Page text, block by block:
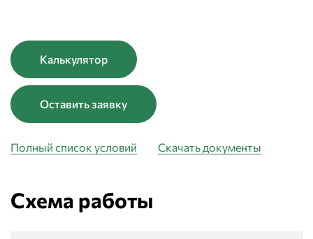
Калькулятор
Оставить заявку
Полный список условий Скачать документы
Схема работы